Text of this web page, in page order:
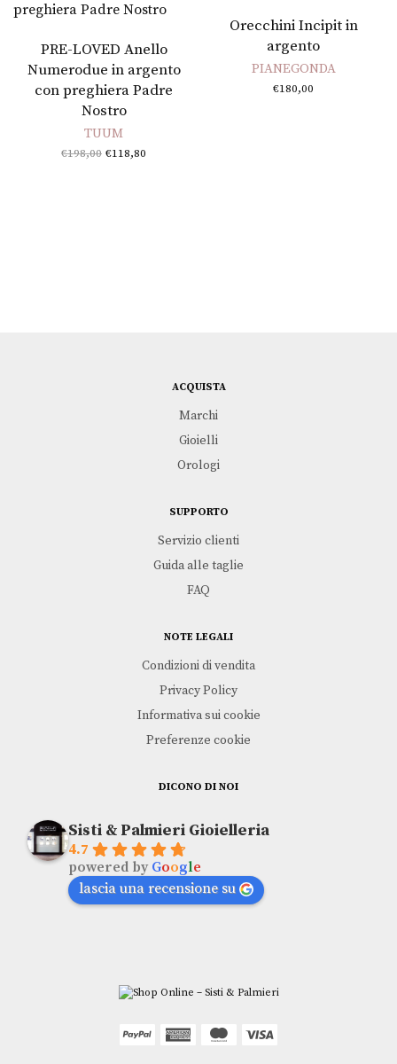
Aggiungi al carrello
PRE-LOVED Anello
Numerodue in argento
con preghiera Padre
Nostro
TUUM
€198,00 Il prezzo
€118,80
Leggi tutto
Orecchini Incipit in
argento
PIANEGONDA
€180,00
ACQUISTA
Marchi
Gioielli
Orologi
SUPPORTO
Servizio clienti
Guida alle taglie
FAQ
NOTE LEGALI
Condizioni di vendita
Privacy Policy
Informativa sui cookie
Preferenze cookie
DICONO DI NOI
Sisti & Palmieri Gioielleria
4.7
powered by Google
lascia una recensione su